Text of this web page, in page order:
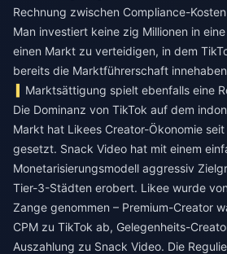
Rechnung zwischen Compliance-
Man investiert keine zig Millionen in
einen Markt zu verteidigen, in dem
bereits die Marktführerschaft
Marktsättigung spielt ebenfalls eine
Die Dominanz von TikTok auf dem
Markt hat Likees Creator-Ökonomie
gesetzt. Snack Video hat mit einem
Monetarisierungsmodell aggressiv
Tier-3-Städten erobert. Likee wurde
Zange genommen – Premium-Creator
CPM zu TikTok ab, Gelegenheits-
Auszahlung zu Snack Video. Die